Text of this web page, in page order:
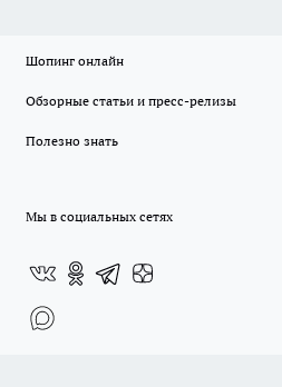
Шопинг онлайн
Обзорные статьи и пресс-релизы
Полезно знать
Мы в социальных сетях